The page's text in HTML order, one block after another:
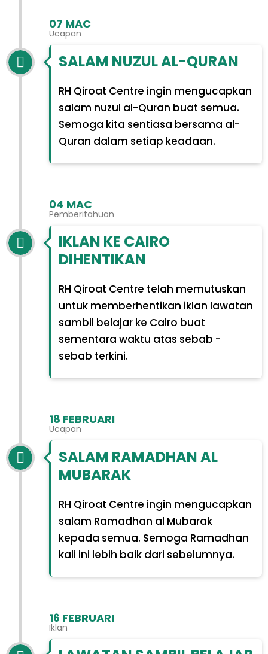
07 MAC
Ucapan
SALAM NUZUL AL-QURAN
RH Qiroat Centre ingin mengucapkan
salam nuzul al-Quran buat semua.
Semoga kita sentiasa bersama al-
Quran dalam setiap keadaan.
04 MAC
Pemberitahuan
IKLAN KE CAIRO
DIHENTIKAN
RH Qiroat Centre telah memutuskan
untuk memberhentikan iklan lawatan
sambil belajar ke Cairo buat
sementara waktu atas sebab -
sebab terkini.
18 FEBRUARI
Ucapan
SALAM RAMADHAN AL
MUBARAK
RH Qiroat Centre ingin mengucapkan
salam Ramadhan al Mubarak
kepada semua. Semoga Ramadhan
kali ini lebih baik dari sebelumnya.
16 FEBRUARI
Iklan